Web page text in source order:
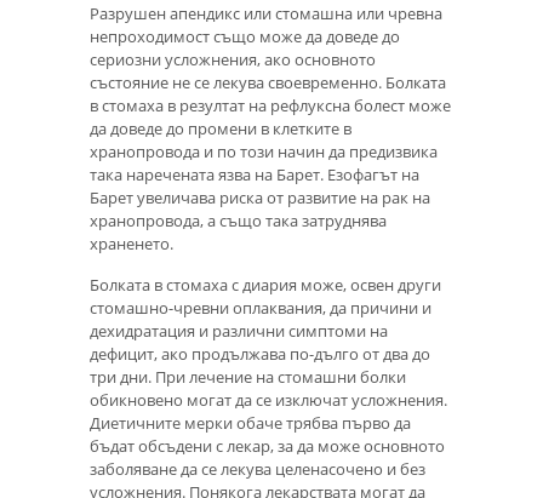
Разрушен апендикс или стомашна или чревна
непроходимост също може да доведе до
сериозни усложнения, ако основното
състояние не се лекува своевременно. Болката
в стомаха в резултат на рефлуксна болест може
да доведе до промени в клетките в
хранопровода и по този начин да предизвика
така наречената язва на Барет. Езофагът на
Барет увеличава риска от развитие на рак на
хранопровода, а също така затруднява
храненето.
Болката в стомаха с диария може, освен други
стомашно-чревни оплаквания, да причини и
дехидратация и различни симптоми на
дефицит, ако продължава по-дълго от два до
три дни. При лечение на стомашни болки
обикновено могат да се изключат усложнения.
Диетичните мерки обаче трябва първо да
бъдат обсъдени с лекар, за да може основното
заболяване да се лекува целенасочено и без
усложнения. Понякога лекарствата могат да